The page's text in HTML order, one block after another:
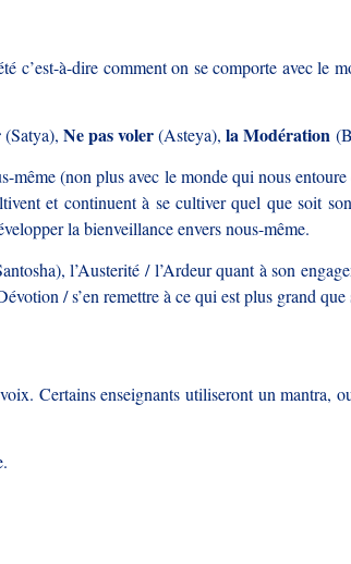
à-dire comment on se comporte avec le
(Satya),Ne pas voler(Asteya),la Modération
(non plus avec le monde qui nous
et continuent à se cultiver quel que soit
la bienveillance envers nous-même.
l’Austerité / l’Ardeur quant à son
/ s’en remettre à ce qui est plus grand
Certains enseignants utiliseront un mantra,